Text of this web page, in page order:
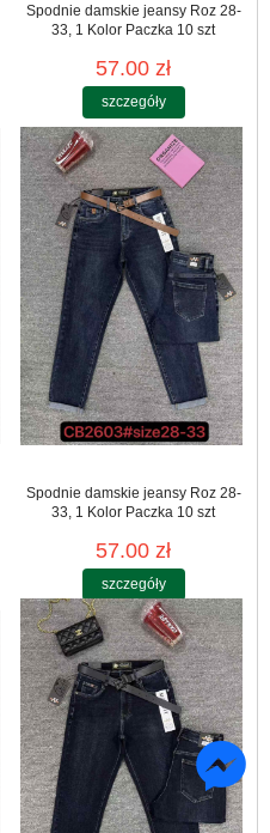
Spodnie damskie jeansy Roz 28-
33, 1 Kolor Paczka 10 szt
57.00 zł
szczegóły
Spodnie damskie jeansy Roz 28-
33, 1 Kolor Paczka 10 szt
57.00 zł
szczegóły